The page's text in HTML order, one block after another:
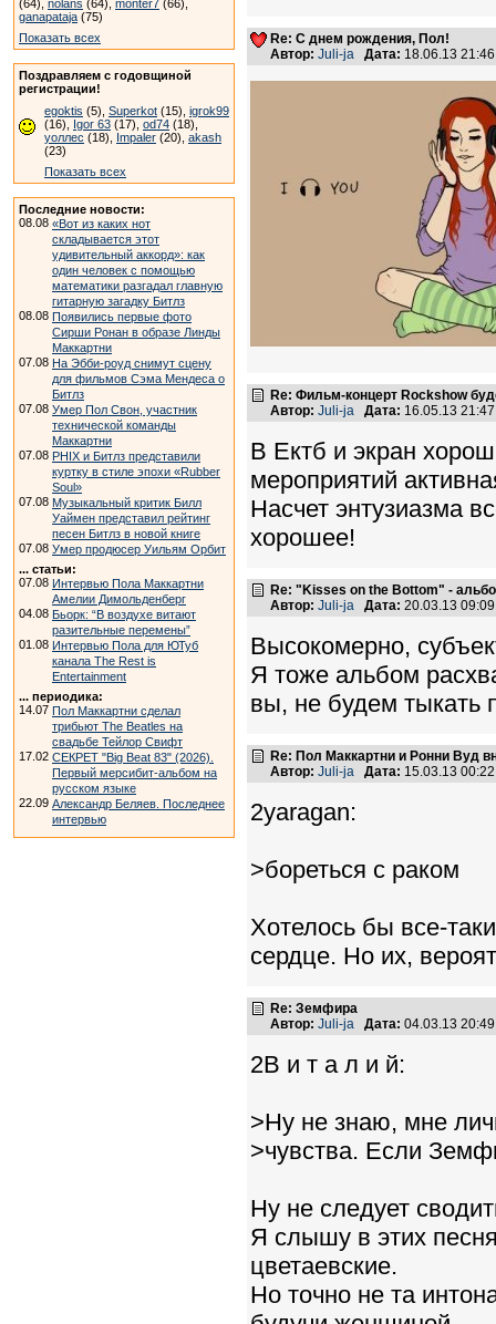
(64), nolans (64), monter7 (66),
ganapataja (75)
Показать всех
Поздравляем с годовщиной
регистрации!
egoktis (5), Superkot (15), igrok99
(16), Igor 63 (17), od74 (18),
уоллес (18), Impaler (20), akash
(23)
Показать всех
Последние новости:
08.08 «Вот из каких нот
складывается этот
удивительный аккорд»: как
один человек с помощью
математики разгадал главную
гитарную загадку Битлз
08.08 Появились первые фото
Сирши Ронан в образе Линды
Маккартни
07.08 На Эбби-роуд снимут сцену
для фильмов Сэма Мендеса о
Битлз
07.08 Умер Пол Свон, участник
технической команды
Маккартни
07.08 PHIX и Битлз представили
куртку в стиле эпохи «Rubber
Soul»
07.08 Музыкальный критик Билл
Уаймен представил рейтинг
песен Битлз в новой книге
07.08 Умер продюсер Уильям Орбит
... статьи:
07.08 Интервью Пола Маккартни
Амелии Димольденберг
04.08 Бьорк: “В воздухе витают
разительные перемены”
01.08 Интервью Пола для ЮТуб
канала The Rest is
Entertainment
... периодика:
14.07 Пол Маккартни сделал
трибьют The Beatles на
свадьбе Тейлор Свифт
17.02 СЕКРЕТ "Big Beat 83" (2026).
Первый мерсибит-альбом на
русском языке
22.09 Александр Беляев. Последнее
интервью
Re: С днем рождения, Пол!
Автор: Juli-ja Дата: 18.06.13
Re: Фильм-концерт Rockshow
Автор: Juli-ja Дата: 16.05.13
В Ектб и экран
мероприятий
Насчет энтузиазма
хорошее!
Re: "Kisses on the Bottom" -
Автор: Juli-ja Дата: 20.03.13
Высокомерно,
Я тоже альбом
вы, не будем тыкать
Re: Пол Маккартни и Ронни Вуд
Автор: Juli-ja Дата: 15.03.13
2yaragan:
>бореться с раком
Хотелось бы все-
сердце. Но их,
Re: Земфира
Автор: Juli-ja Дата: 04.03.13
2В и т а л и й:
>Ну не знаю, мне
>чувства. Если
Ну не следует
Я слышу в этих
цветаевские.
Но точно не та